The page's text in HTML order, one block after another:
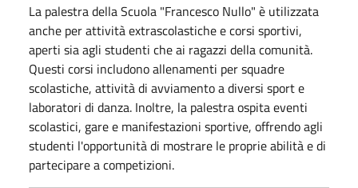
La palestra della Scuola "Francesco Nullo" è utilizzata
anche per attività extrascolastiche e corsi sportivi,
aperti sia agli studenti che ai ragazzi della comunità.
Questi corsi includono allenamenti per squadre
scolastiche, attività di avviamento a diversi sport e
laboratori di danza. Inoltre, la palestra ospita eventi
scolastici, gare e manifestazioni sportive, offrendo agli
studenti l'opportunità di mostrare le proprie abilità e di
partecipare a competizioni.